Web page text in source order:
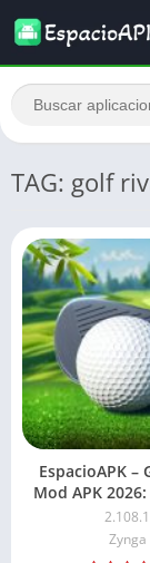
TAG: golf
EspacioAPK –
Mod APK
2.108.1
Zynga